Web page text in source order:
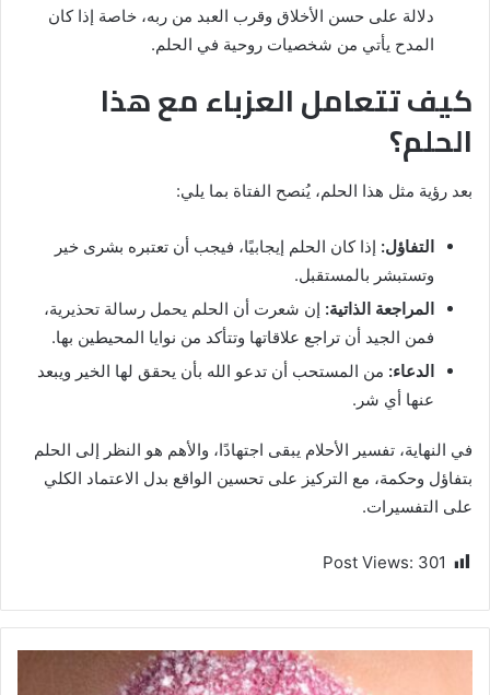
دلالة على حسن الأخلاق وقرب العبد من ربه، خاصة إذا كان
المدح يأتي من شخصيات روحية في الحلم.
كيف تتعامل العزباء مع هذا
الحلم؟
بعد رؤية مثل هذا الحلم، يُنصح الفتاة بما يلي:
التفاؤل: إذا كان الحلم إيجابيًا، فيجب أن تعتبره بشرى خير
وتستبشر بالمستقبل.
المراجعة الذاتية: إن شعرت أن الحلم يحمل رسالة تحذيرية،
فمن الجيد أن تراجع علاقاتها وتتأكد من نوايا المحيطين بها.
الدعاء: من المستحب أن تدعو الله بأن يحقق لها الخير ويبعد
عنها أي شر.
في النهاية، تفسير الأحلام يبقى اجتهادًا، والأهم هو النظر إلى الحلم
بتفاؤل وحكمة، مع التركيز على تحسين الواقع بدل الاعتماد الكلي
على التفسيرات.
Post Views: 301